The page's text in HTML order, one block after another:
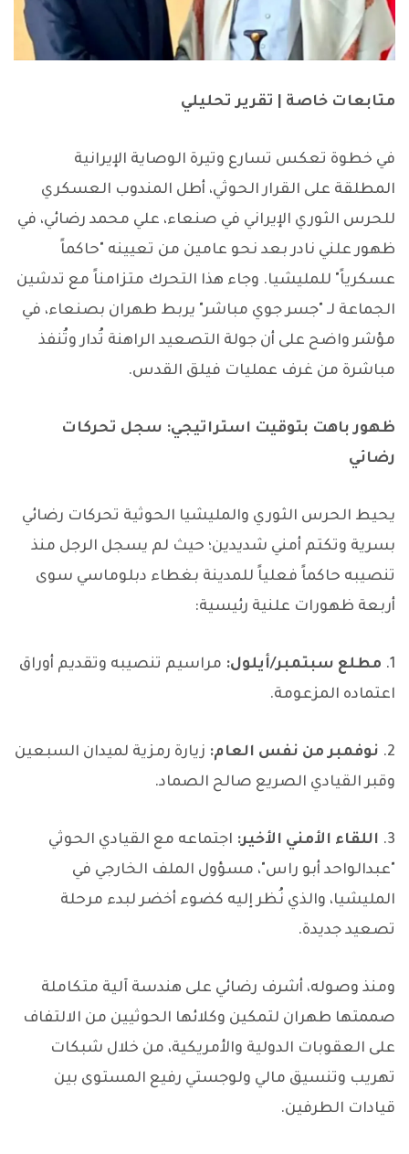
متابعات خاصة | تقرير تحليلي
في خطوة تعكس تسارع وتيرة الوصاية الإيرانية
المطلقة على القرار الحوثي، أطل المندوب العسكري
للحرس الثوري الإيراني في صنعاء، علي محمد رضائي، في
ظهور علني نادر بعد نحو عامين من تعيينه "حاكماً
عسكرياً" للمليشيا. وجاء هذا التحرك متزامناً مع تدشين
الجماعة لـ "جسر جوي مباشر" يربط طهران بصنعاء، في
مؤشر واضح على أن جولة التصعيد الراهنة تُدار وتُنفذ
مباشرة من غرف عمليات فيلق القدس.
ظهور باهت بتوقيت استراتيجي: سجل تحركات
رضائي
يحيط الحرس الثوري والمليشيا الحوثية تحركات رضائي
بسرية وتكتم أمني شديدين؛ حيث لم يسجل الرجل منذ
تنصيبه حاكماً فعلياً للمدينة بغطاء دبلوماسي سوى
أربعة ظهورات علنية رئيسية:
1. مطلع سبتمبر/أيلول: مراسيم تنصيبه وتقديم أوراق
اعتماده المزعومة.
2. نوفمبر من نفس العام: زيارة رمزية لميدان السبعين
وقبر القيادي الصريع صالح الصماد.
3. اللقاء الأمني الأخير: اجتماعه مع القيادي الحوثي
"عبدالواحد أبو راس"، مسؤول الملف الخارجي في
المليشيا، والذي نُظر إليه كضوء أخضر لبدء مرحلة
تصعيد جديدة.
ومنذ وصوله، أشرف رضائي على هندسة آلية متكاملة
صممتها طهران لتمكين وكلائها الحوثيين من الالتفاف
على العقوبات الدولية والأمريكية، من خلال شبكات
تهريب وتنسيق مالي ولوجستي رفيع المستوى بين
قيادات الطرفين.